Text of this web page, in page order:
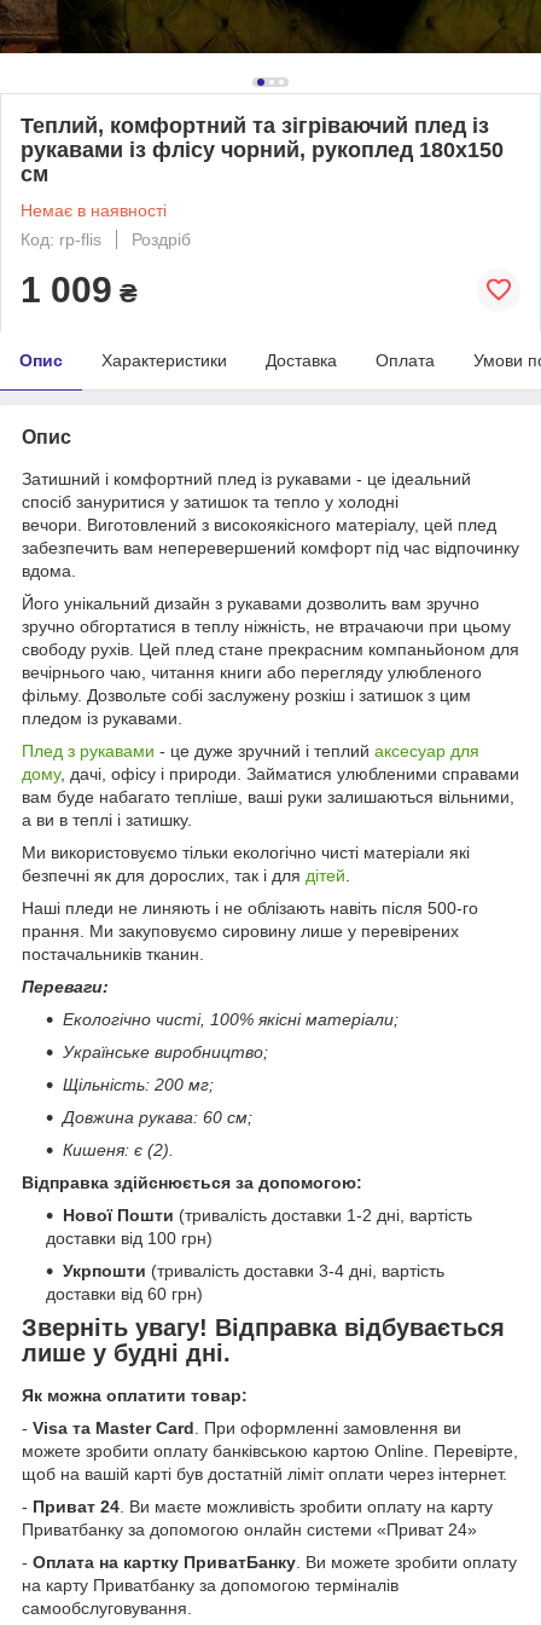
Теплий, комфортний та зігріваючий плед із
рукавами із флісу чорний, рукоплед 180х150
см
Немає в наявності
Код: rp-flis
Роздріб
1 009 ₴
Опис Характеристики Доставка Оплата Умови
Опис
Затишний і комфортний плед із рукавами - це ідеальний
спосіб зануритися у затишок та тепло у холодні
вечори. Виготовлений з високоякісного матеріалу, цей плед
забезпечить вам неперевершений комфорт під час відпочинку
вдома.
Його унікальний дизайн з рукавами дозволить вам зручно
зручно обгортатися в теплу ніжність, не втрачаючи при цьому
свободу рухів. Цей плед стане прекрасним компаньйоном для
вечірнього чаю, читання книги або перегляду улюбленого
фільму. Дозвольте собі заслужену розкіш і затишок з цим
пледом із рукавами.
Плед з рукавами - це дуже зручний і теплий аксесуар для
дому, дачі, офісу і природи. Займатися улюбленими справами
вам буде набагато тепліше, ваші руки залишаються вільними,
а ви в теплі і затишку.
Ми використовуємо тільки екологічно чисті матеріали які
безпечні як для дорослих, так і для дітей
Наші пледи не линяють і не облізають навіть після 500-го
прання. Ми закуповуємо сировину лише у перевірених
постачальників тканин.
Переваги:
Екологічно чисті, 100% якісні матеріали;
Українське виробництво;
Щільність: 200 мг;
Довжина рукава: 60 см;
Кишеня: є (2).
Відправка здійснюється за допомогою:
Нової Пошти (тривалість доставки 1-2 дні, вартість
доставки від 100 грн)
Укрпошти (тривалість доставки 3-4 дні, вартість
доставки від 60 грн)
Зверніть увагу! Відправка відбувається
лише у будні дні.
Як можна оплатити товар:
- Visa та Master Card. При оформленні замовлення ви
можете зробити оплату банківською картою Online. Перевірте,
щоб на вашій карті був достатній ліміт оплати через інтернет.
- Приват 24. Ви маєте можливість зробити оплату на карту
Приватбанку за допомогою онлайн системи «Приват 24»
- Оплата на картку ПриватБанку. Ви можете зробити оплату
на карту Приватбанку за допомогою терміналів
самообслуговування.